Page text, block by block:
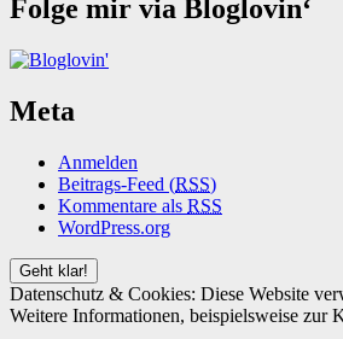
Folge mir via Bloglovin‘
Meta
Anmelden
Beitrags-Feed (RSS)
Kommentare als RSS
WordPress.org
Datenschutz & Cookies: Diese Website
Weitere Informationen, beispielsweise zur